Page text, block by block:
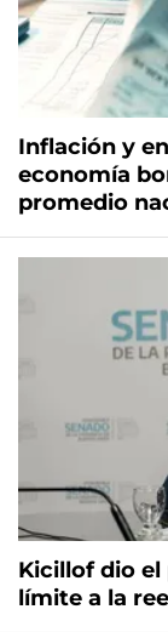
Inflación y
economía
promedio
Kicillof dio el
límite a la